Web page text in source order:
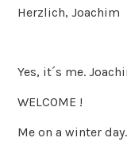
Herzlich, Joachim
Yes, it´s me.
WELCOME !
Me on a winter